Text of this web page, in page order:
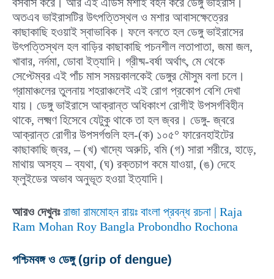
অতএব ভাইরাসটির উৎপত্তিস্থল ও মশার আবাসক্ষেত্রের
কাছাকাছি হওয়াই স্বাভাবিক। ফলে বলতে হল ডেঙ্গু ভাইরাসের
উৎপত্তিস্থল হল বাড়ির কাছাকাছি পচনশীল লতাপাতা, জমা জল,
খাবার, নর্দমা, ডোবা ইত্যাদি। গ্রীষ্ম-বর্ষা অর্থাৎ, মে থেকে
সেপ্টেম্বর এই পাঁচ মাস সময়কালকেই ডেঙ্গুর মৌসুম বলা চলে।
গ্রামাঞ্চলের তুলনায় শহরাঞ্চলেই এই রোগ প্রকোপ বেশি দেখা
যায়। ডেঙ্গু ভাইরাসে আক্রান্ত অধিকাংশ রোগীই উপসর্গবিহীন
থাকে, লক্ষ্মণ হিসেবে যেটুকু থাকে তা হল জ্বর। ডেঙ্গু- জ্বরে
আক্রান্ত রোগীর উপসর্গগুলি হল-(ক) ১০৫° ফারেনহাইটের
কাছাকাছি জ্বর, – (খ) খাদ্যে অরুচি, বমি (গ) সারা শরীরে, হাড়ে,
মাথায় অসহ্য – ব্যথা, (ঘ) রক্তচাপ কমে যাওয়া, (ঙ) দেহে
ফ্লুইডের অভাব অনুভূত হওয়া ইত্যাদি।
আরও দেখুনঃরাজা রামমোহন রায়ঃ বাংলা প্রবন্ধ রচনা | Raja
Ram Mohan Roy Bangla Probondho Rochona
পশ্চিমবঙ্গ ও ডেঙ্গু (grip of dengue)